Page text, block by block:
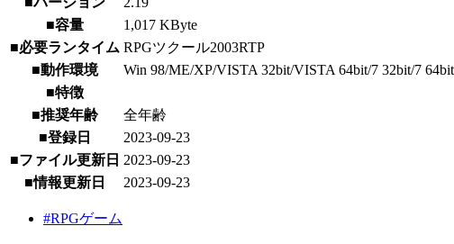
■容量
1,017 KByte
■必要ランタイム RPGツクール2003RTP
■動作環境
Win 98/ME/XP/VISTA 32bit/VISTA 64bit/7 32bit/7
■特徴
■推奨年齢
全年齢
■登録日
2023-09-23
■ファイル更新日 2023-09-23
■情報更新日
2023-09-23
#RPGゲーム